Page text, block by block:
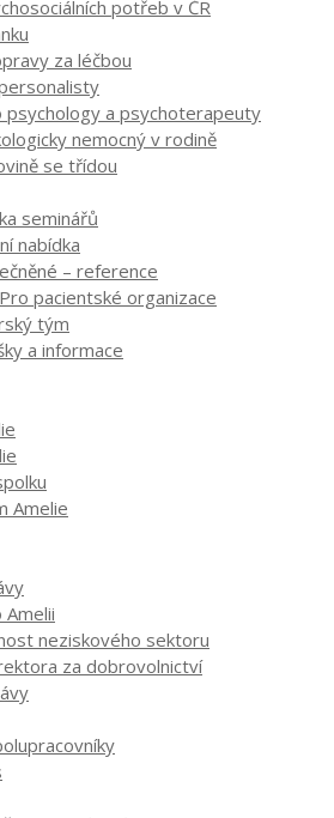
potřeb v ČR
za léčbou
psychology a psychoterapeuty
nemocný v rodině
se třídou
seminářů
nabídka
– reference
Pro pacientské organizace
tým
a informace
Amelie
Amelii
neziskového sektoru
za dobrovolnictví